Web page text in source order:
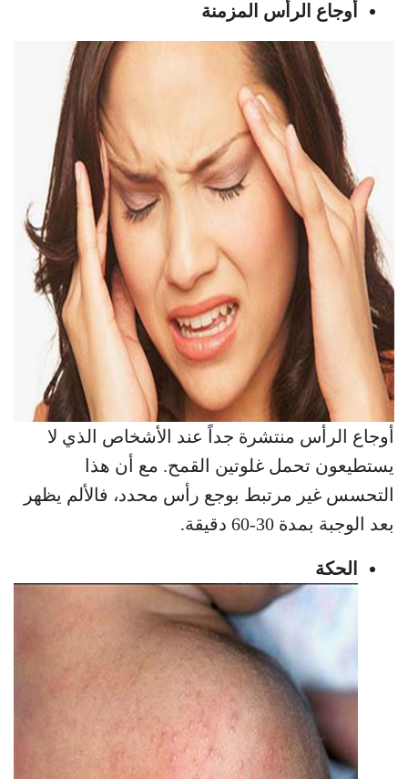
أوجاع الرأس المزمنة
أوجاع الرأس منتشرة جداً عند الأشخاص الذي لا
يستطيعون تحمل غلوتين القمح. مع أن هذا
التحسس غير مرتبط بوجع رأس محدد، فالألم يظهر
بعد الوجبة بمدة 30-60 دقيقة.
الحكة